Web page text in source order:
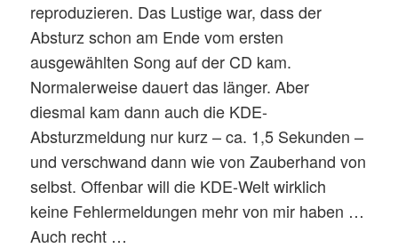
reproduzieren. Das Lustige war, dass der
Absturz schon am Ende vom ersten
ausgewählten Song auf der CD kam.
Normalerweise dauert das länger. Aber
diesmal kam dann auch die KDE-
Absturzmeldung nur kurz – ca. 1,5 Sekunden –
und verschwand dann wie von Zauberhand von
selbst. Offenbar will die KDE-Welt wirklich
keine Fehlermeldungen mehr von mir haben …
Auch recht …